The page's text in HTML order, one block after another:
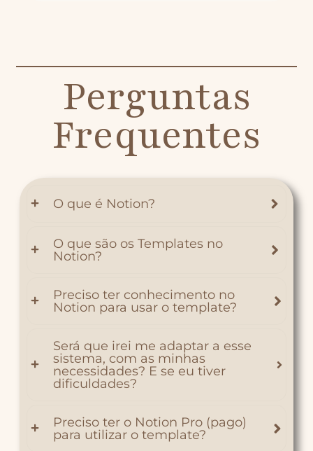
Perguntas
Frequentes
O que é Notion?
O que são os Templates no
Notion?
Preciso ter conhecimento no
Notion para usar o template?
Será que irei me adaptar a esse
sistema, com as minhas
necessidades? E se eu tiver
dificuldades?
Preciso ter o Notion Pro (pago)
para utilizar o template?